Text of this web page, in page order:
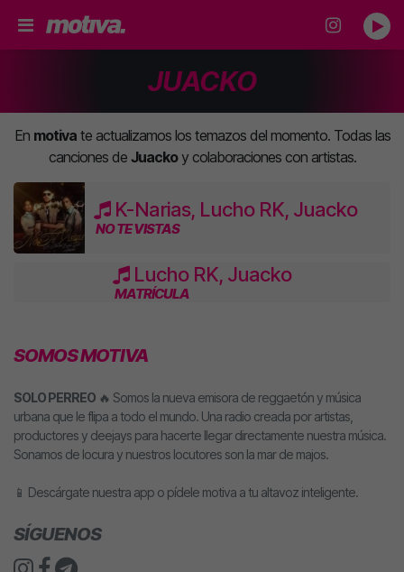
JUACKO
En motivate actualizamos los temazos del momento. Todas las
canciones de Juackoy colaboraciones con artistas.
K-Narias, Lucho RK, Juacko
NO TE VISTAS
Lucho RK, Juacko
MATRÍCULA
SOMOS MOTIVA
SOLO PERREO 🔥 Somos la nueva emisora de reggaetón y música
urbana que le flipa a todo el mundo. Una radio creada por artistas,
productores y deejays para hacerte llegar directamente nuestra música.
Sonamos de locura y nuestros locutores son la mar de majos.
📱 Descárgate nuestra app o pídele motiva a tu altavoz inteligente.
SÍGUENOS